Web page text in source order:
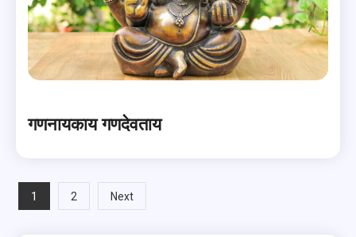
गणनायकाय गणदेवताय
Posts
1 2 Next